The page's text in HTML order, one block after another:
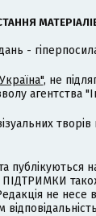
-
, не
агентства
не несе